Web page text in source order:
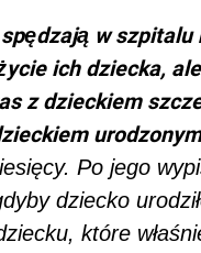
w
ich dziecka,
z dzieckiem
Po jego
dziecko
które